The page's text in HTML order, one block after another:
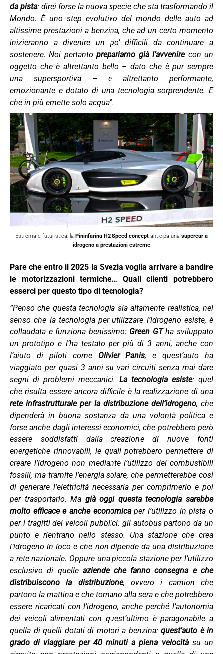
da pista: direi forse la nuova specie che sta trasformando il
Mondo. È uno step evolutivo del mondo delle auto ad
altissime prestazioni a benzina, che ad un certo momento
inizieranno a divenire un po’ difficili da continuare a
sostenere. Noi pertantoprepariamo già l’avvenirecon un
oggetto che è altrettanto bello – dato che è pur sempre
una supersportiva – e altrettanto performante,
emozionante e dotato di una tecnologia sorprendente. E
che in più emette solo acqua”.
Estrema e futuristica, la Pininfarina H2 Speed concept anticipa una supercar a
idrogeno a prestazioni estreme
Pare che entro il 2025 la Svezia voglia arrivare a bandire
le motorizzazioni termiche… Quali clienti potrebbero
esserci per questo tipo di tecnologia?
“Penso che questa tecnologia sia altamente realistica, nel
senso che la tecnologia per utilizzare l’idrogeno esiste, è
collaudata e funziona benissimo: Green GTha sviluppato
un prototipo e l’ha testato per più di 3 anni, anche con
l’aiuto di piloti come Olivier Panis, e quest’auto ha
viaggiato per quasi 3 anni su vari circuiti senza mai dare
segni di problemi meccanici. La tecnologia esiste: quel
che risulta essere ancora difficile è la realizzazione di una
rete infrastrutturale per la distribuzione dell’idrogeno, che
dipenderà in buona sostanza da una volontà politica e
forse anche dagli interessi economici, che potrebbero però
essere soddisfatti dalla creazione di nuove fonti
energetiche rinnovabili, le quali potrebbero permettere di
creare l’idrogeno non mediante l’utilizzo dei combustibili
fossili, ma tramite l’energia solare, che permetterebbe così
di generare l’elettricità necessaria per comprimerlo e poi
per trasportarlo. Ma già oggi questa tecnologia sarebbe
molto efficace e anche economicaper l’utilizzo in pista o
per i tragitti dei veicoli pubblici: gli autobus partono da un
punto e rientrano nello stesso. Una stazione che crea
l’idrogeno in loco e che non dipende da una distribuzione
a rete nazionale. Oppure una piccola stazione per l’utilizzo
esclusivo di quelleaziende che fanno consegna e che
distribuiscono la distribuzione, ovvero i camion che
partono la mattina e che tornano alla sera e che potrebbero
essere ricaricati con l’idrogeno, anche perché l’autonomia
dei veicoli alimentati con quest’ultimo è paragonabile a
quella di quelli dotati di motori a benzina: quest’auto è in
grado di viaggiare per 40 minuti a piena velocitàsu un